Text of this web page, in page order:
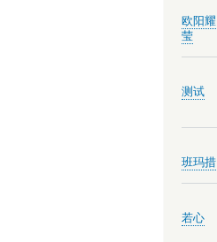
欧阳耀
莹
测试
班玛措
若心